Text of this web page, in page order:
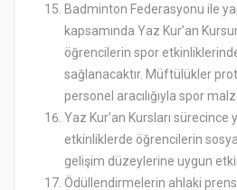
Badminton Federasyonu ile
kapsamında Yaz Kur’an
öğrencilerin spor
sağlanacaktır. Müftülükler
personel aracılığıyla spor
Yaz Kur’an Kursları sürecince
etkinliklerde öğrencilerin
gelişim düzeylerine uygun
Ödüllendirmelerin ahlaki